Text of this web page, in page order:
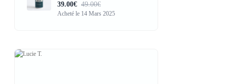
39.00€ 49.00€
Acheté le 14 Mars 2025